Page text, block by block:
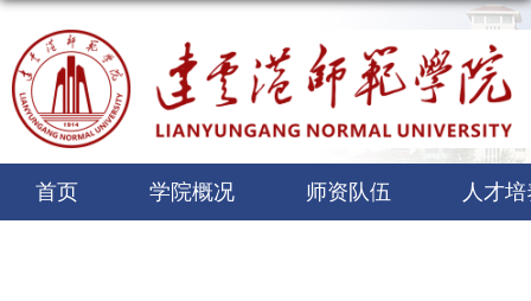
首页 学院概况 师资队伍 人才